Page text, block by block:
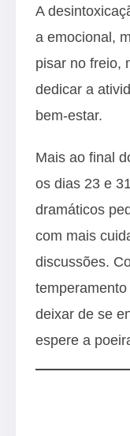
A
a emocional,
pisar no freio,
dedicar a
bem-estar.
Mais ao final
os dias 23 e
dramáticos
com mais
discussões.
deixar de se
espere a